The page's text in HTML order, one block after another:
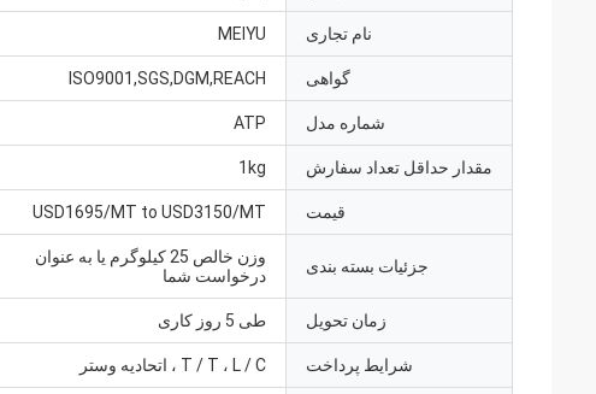
نام تجاری MEIYU
گواهی ISO9001,SGS,DGM,REACH
شماره مدل ATP
مقدار حداقل تعداد سفارش 1kg
قیمت USD1695/MT to USD3150/MT
جزئیات بسته بندی
وزن خالص 25 کیلوگرم یا به عنوان
درخواست شما
زمان تحویل طی 5 روز کاری
شرایط پرداخت T / T ، L / C ، اتحادیه وستر